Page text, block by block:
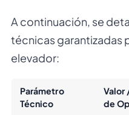
A continuación, se
técnicas garantizadas
elevador:
Parámetro
Técnico
Valor
de